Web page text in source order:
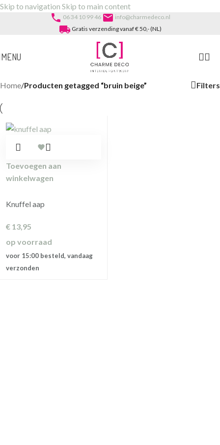
Skip to navigation Skip to main content
phone 06 34 10 99 46 email info@charmedeco.nl
local_shipping Gratis verzending vanaf € 50,- (NL)
MENU
Home/Producten getagged “bruin beige” Filters
Toevoegen aan
winkelwagen
Knuffel aap
€ 13,95
op voorraad
voor 15:00 besteld, vandaag
verzonden